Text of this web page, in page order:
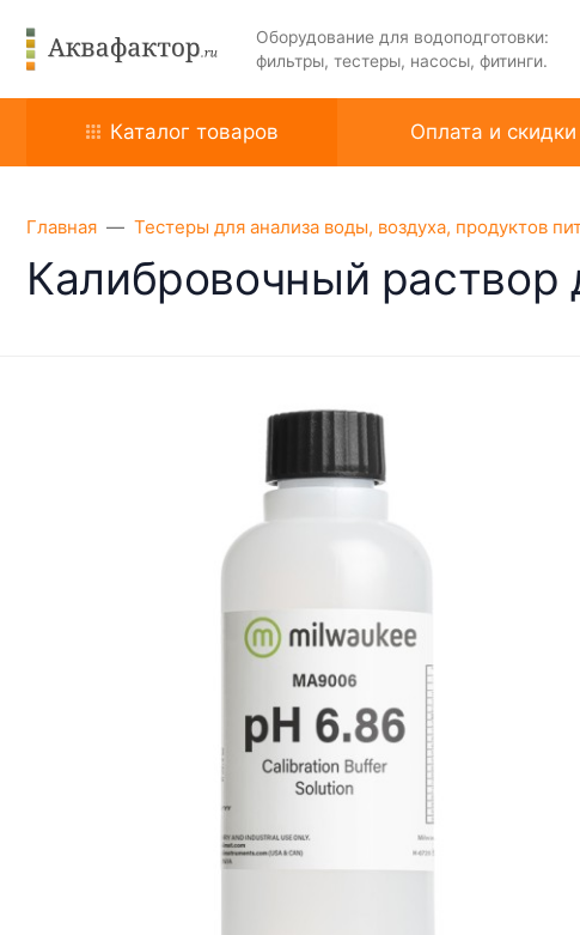
Оборудование для водоподготовки:
фильтры, тестеры, насосы, фитинги.
Каталог товаров Оплата и скидки
Главная Тестеры для анализа воды, воздуха, продуктов
Калибровочный